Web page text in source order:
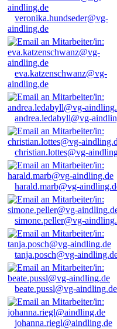
veronika.hundseder@vg-
aindling.de
eva.katzenschwanz@vg-
aindling.de
andrea.ledabyll@vg-
christian.lottes@vg-
harald.marb@vg-
simone.peller@vg-
tanja.posch@vg-
beate.pussl@vg-aindling.de
johanna.riegl@aindling.de